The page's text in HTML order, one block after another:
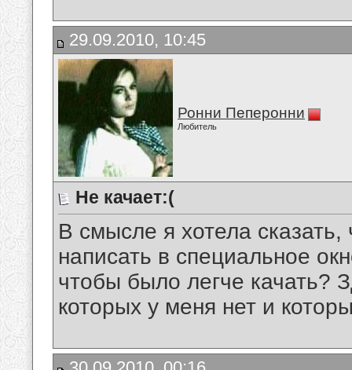
29.09.2010, 10:45
Ронни Пеперонни
Любитель
Не качает:(
В смысле я хотела
написать в специальное
чтобы было легче качать?
которых у меня нет и